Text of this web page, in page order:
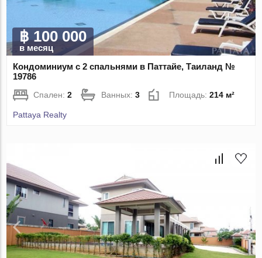
฿ 100 000
в месяц
Кондоминиум с 2 спальнями в Паттайе, Таиланд №
19786
Спален:2 Ванных:3 Площадь:214 м²
Pattaya Realty